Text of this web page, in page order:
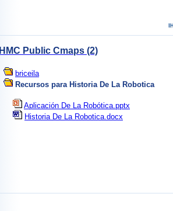
IHMC Public Cmaps (2)
briceila
Recursos para Historia De La Robotica
Aplicación De La Robótica.pptx
Historia De La Robotica.docx